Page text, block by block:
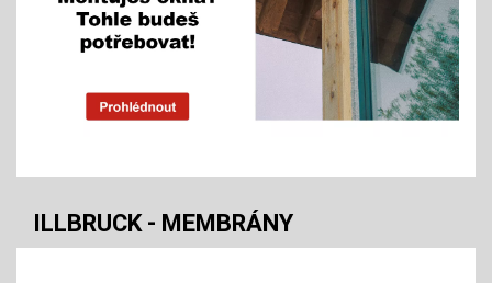
ILLBRUCK - MEMBRÁNY